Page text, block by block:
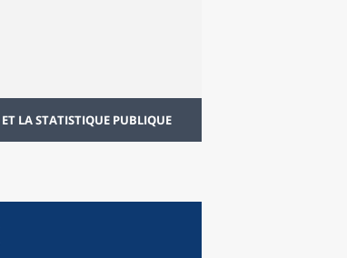
ET LA STATISTIQUE PUBLIQUE